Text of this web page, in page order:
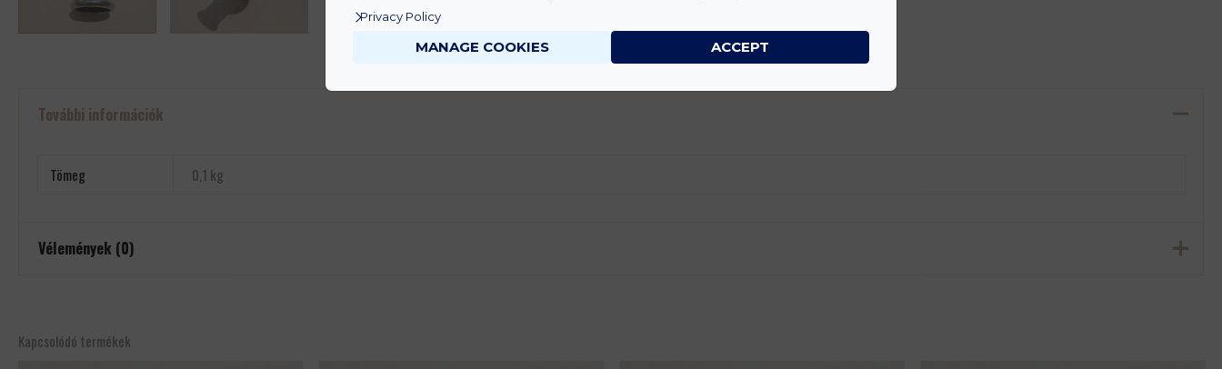
További információk
Tömeg 0,1 kg
Vélemények (0)
Kapcsolódó termékek
Privacy Policy
MANAGE COOKIES ACCEPT